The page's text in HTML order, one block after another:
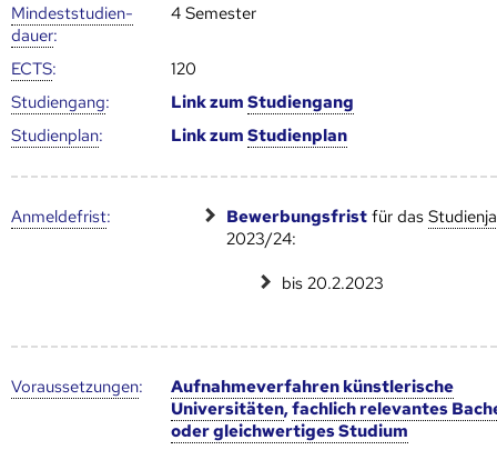
Mindest­studien­
dauer:
4 Semester
ECTS:
120
Studien­gang: Link zumStudien­gang
Studien­plan: Link zumStudien­plan
Anmelde­frist: Bewerbungsfrist für das
2023/24:
bis 20.2.2023
Voraus­setzungen:
Aufnahmeverfahren künstlerische
Universitäten,fachlich relevantes
oder gleichwertiges Studium